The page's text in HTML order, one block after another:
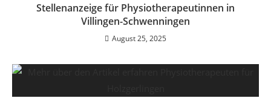
Stellenanzeige für Physiotherapeutinnen in
Villingen-Schwenningen
August 25, 2025